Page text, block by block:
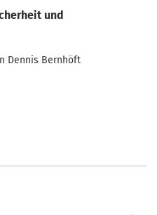
und
Dennis Bernhöft